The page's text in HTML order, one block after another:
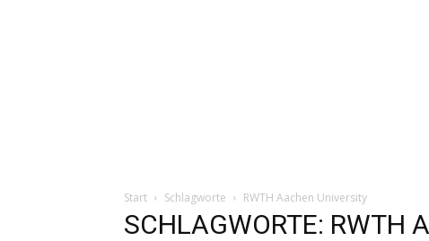
Start Schlagworte RWTH Aachen University
SCHLAGWORTE: RWTH